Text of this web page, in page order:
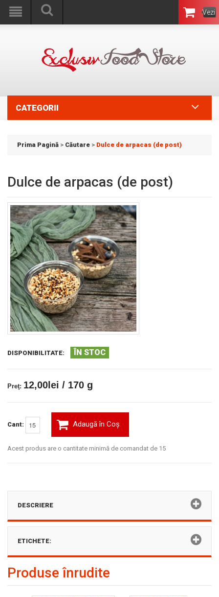
Vezi
Coşul
CATEGORII
Prima Pagină > Căutare > Dulce de arpacas (de post)
Dulce de arpacas (de post)
DISPONIBILITATE: ÎN STOC
Preţ: 12,00lei / 170 g
Cant: Adaugă în Coş
Acest produs are o cantitate minimă de comandat de 15
DESCRIERE
ETICHETE:
Produse înrudite